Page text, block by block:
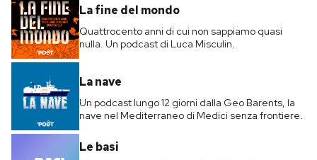
La fine del mondo
Quattrocento anni di cui non sappiamo quasi
nulla. Un podcast di Luca Misculin.
La nave
Un podcast lungo 12 giorni dalla Geo Barents, la
nave nel Mediterraneo di Medici senza frontiere.
Le basi